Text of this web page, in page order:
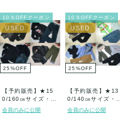
10％OFFクーポン
25 %OFF
【予約販売】★15
0/160㎝サイズ・男
の子・子供...
会員のみに公開
10％OFFクーポン
25 %OFF
【予約販売】★13
0/140㎝サイズ・男
子・子供服...
会員のみに公開